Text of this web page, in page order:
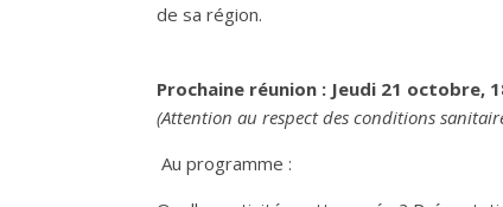
de sa région.
Prochaine réunion : Jeudi 21 octobre,
(Attention au respect des conditions
Au programme :